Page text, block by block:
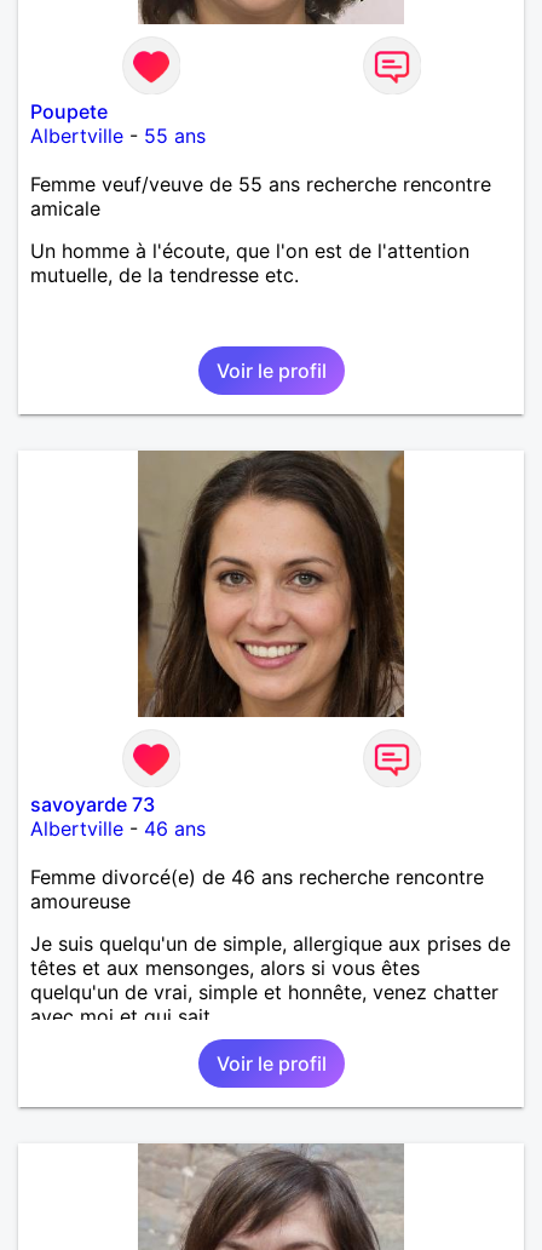
Poupete
Albertville - 55 ans
Femme veuf/veuve de 55 ans recherche rencontre
amicale
Un homme à l'écoute, que l'on est de l'attention
mutuelle, de la tendresse etc.
Voir le profil
savoyarde 73
Albertville - 46 ans
Femme divorcé(e) de 46 ans recherche rencontre
amoureuse
Je suis quelqu'un de simple, allergique aux prises de
têtes et aux mensonges, alors si vous êtes
quelqu'un de vrai, simple et honnête, venez chatter
avec moi et qui sait...
Voir le profil